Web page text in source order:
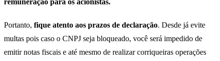
remuneração para os acionistas.
Portanto, fique atento aos prazos de declaração. Desde já evite
multas pois caso o CNPJ seja bloqueado, você será impedido de
emitir notas fiscais e até mesmo de realizar corriqueiras operações